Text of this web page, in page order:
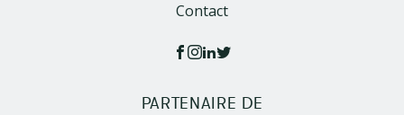
Contact
PARTENAIRE DE